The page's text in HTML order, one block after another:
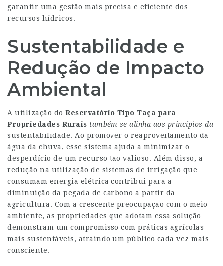
garantir uma gestão mais precisa e eficiente dos
recursos hídricos.
Sustentabilidade e
Redução de Impacto
Ambiental
A utilização do Reservatório Tipo Taça para
Propriedades Rurais também se alinha aos princípios da
sustentabilidade. Ao promover o reaproveitamento da
água da chuva, esse sistema ajuda a minimizar o
desperdício de um recurso tão valioso. Além disso, a
redução na utilização de sistemas de irrigação que
consumam energia elétrica contribui para a
diminuição da pegada de carbono a partir da
agricultura. Com a crescente preocupação com o meio
ambiente, as propriedades que adotam essa solução
demonstram um compromisso com práticas agrícolas
mais sustentáveis, atraindo um público cada vez mais
consciente.